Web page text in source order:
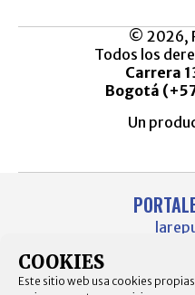
© 2026,
Todos los
Carrera
Bogotá
Un
COOKIES
Este sitio web usa cookies